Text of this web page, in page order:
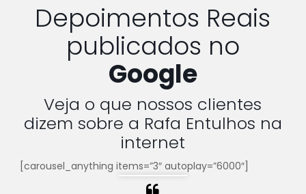
Depoimentos Reais
publicados no
Google
Veja o que nossos clientes
dizem sobre a Rafa Entulhos na
internet
[carousel_anything items=”3″ autoplay=”6000″]